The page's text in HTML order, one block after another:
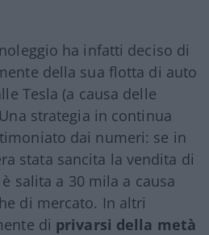
ha infatti deciso di
della sua flotta di auto
Tesla (a causa delle
strategia in continua
dai numeri: se in
stata sancita la vendita di
salita a 30 mila a causa
di mercato. In altri
di privarsi della metà